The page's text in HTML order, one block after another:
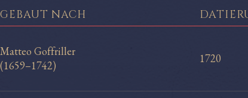
GEBAUT NACH
Matteo Goffriller
(1659–1742)
1720